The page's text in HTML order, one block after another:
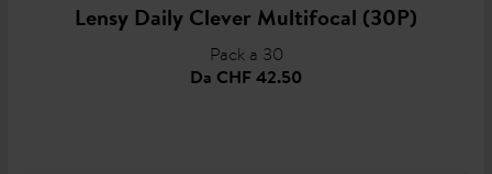
Lensy Daily Clever Multifocal (30P)
Pack a 30
Da CHF 42.50